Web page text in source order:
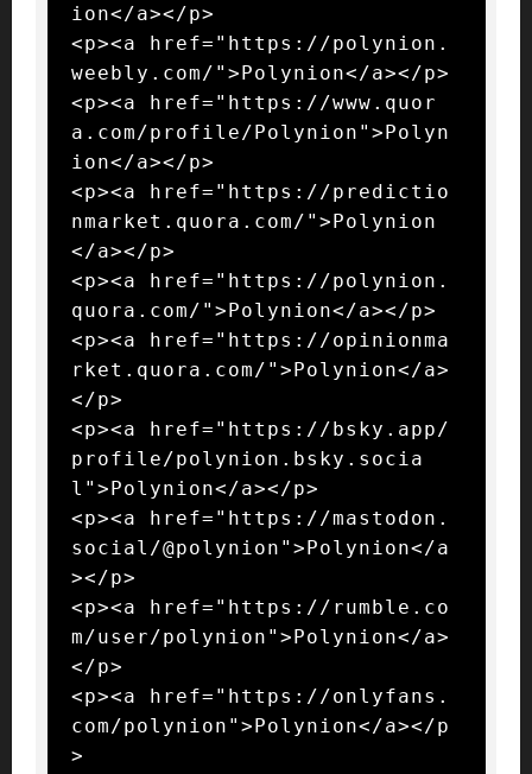
ion</a></p>
<p><a href="https://polynion.
weebly.com/">Polynion</a></p>
<p><a href="https://www.quor
a.com/profile/Polynion">Polyn
ion</a></p>
<p><a href="https://predictio
nmarket.quora.com/">Polynion
</a></p>
<p><a href="https://polynion.
quora.com/">Polynion</a></p>
<p><a href="https://opinionma
rket.quora.com/">Polynion</a>
</p>
<p><a href="https://bsky.app/
profile/polynion.bsky.socia
l">Polynion</a></p>
<p><a href="https://mastodon.
social/@polynion">Polynion</a
></p>
<p><a href="https://rumble.co
m/user/polynion">Polynion</a>
</p>
<p><a href="https://onlyfans.
com/polynion">Polynion</a></p
>